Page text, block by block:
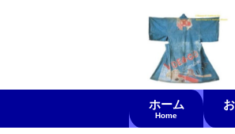
ホーム
Home